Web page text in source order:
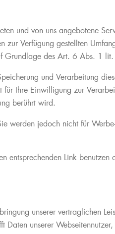
und von uns angebotene
zur Verfügung gestellten
Grundlage des Art. 6 Abs. 1
und Verarbeitung
für Ihre Einwilligung zur
berührt wird.
werden jedoch nicht für
entsprechenden Link benutzen
unserer vertraglichen
unserer Webseitennutzer,